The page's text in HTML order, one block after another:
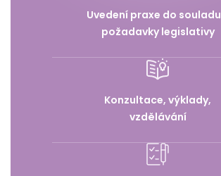
Uvedení praxe do
požadavky legislativy
Konzultace, výklady,
vzdělávání